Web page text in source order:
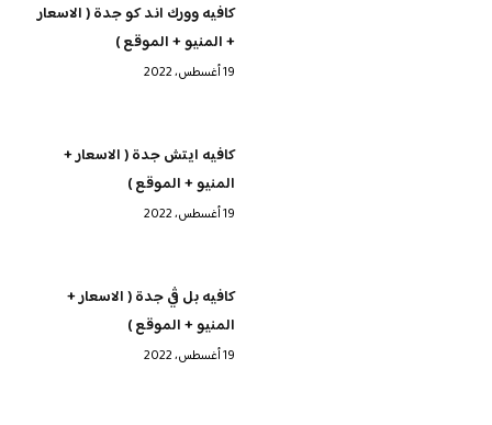
كافيه وورك اند كو جدة ( الاسعار
+ المنيو + الموقع )
19 أغسطس، 2022
كافيه ايتش جدة ( الاسعار +
المنيو + الموقع )
19 أغسطس، 2022
كافيه بل ڤي جدة ( الاسعار +
المنيو + الموقع )
19 أغسطس، 2022